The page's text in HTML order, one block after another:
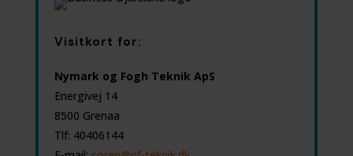
Visitkort for:
Nymark og Fogh Teknik ApS
Energivej 14
8500 Grenaa
Tlf: 40406144